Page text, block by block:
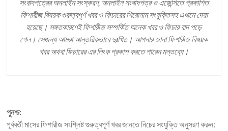
সংবাদপত্রের অনলাইন সংস্করণ, অনলাইন সংবাদপত্র ও এজেন্সিতে প্রকাশিত
ফিশারীজ বিষয়ক গুরুত্বপূর্ণ খবর ও ফিচারের শিরোনাম সংযুক্তিসহ এখানে দেয়া
হয়েছে। সঙ্গতকারণেই ফিশারীজ সম্পর্কিত অনেক খবর ও ফিচার বাদ পড়ে
গেল। সেজন্য আমরা আন্তরিকভাবে দুঃখিত। আপনার জানা ফিশারীজ বিষয়ক
খবর অথবা ফিচারের এর লিংক প্রকাশ করতে পারেন মন্তব্যে।
পুনশ্চ:
পূর্ববর্তী মাসের ফিশারীজ সংশ্লিষ্ট গুরুত্বপূর্ণ খবর জানতে নিচের সংযুক্তি অনুসরণ করুন: